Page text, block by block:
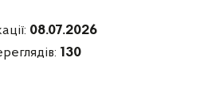
08.07.2026
130